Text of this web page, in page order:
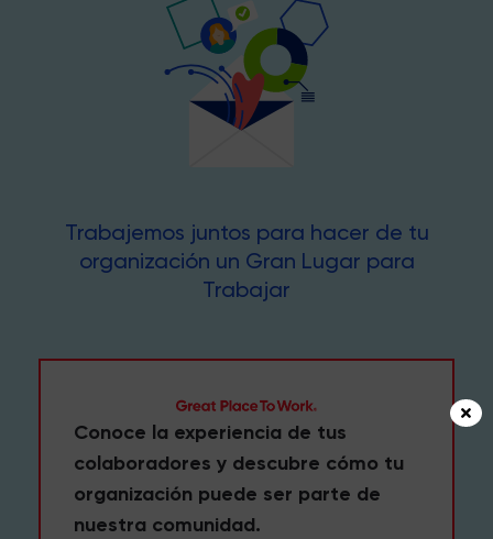
Trabajemos juntos para hacer de tu
organización un Gran Lugar para
Trabajar
Conoce la experiencia de tus
colaboradores y descubre cómo tu
organización puede ser parte de
nuestra comunidad.